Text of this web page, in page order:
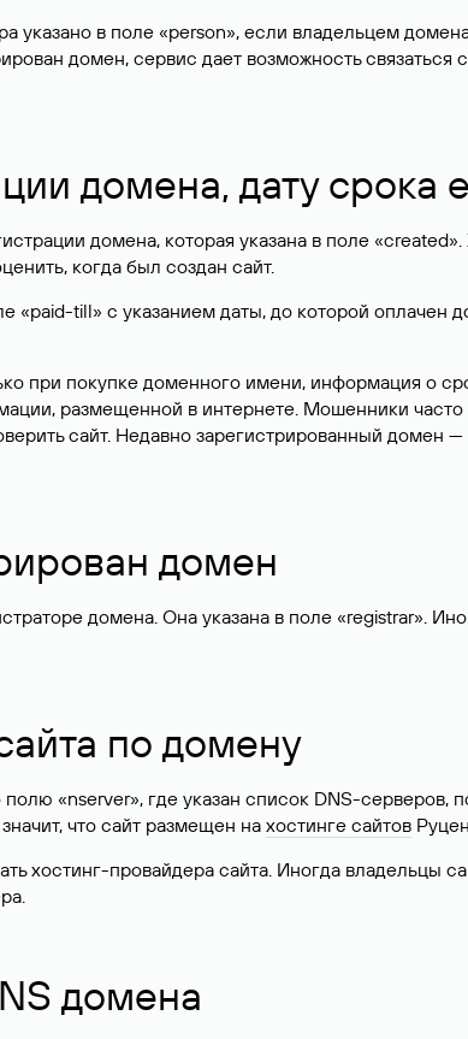
указано в поле «person», если владельцем
домен, сервис дает возможность
домена, дату срока
домена, которая указана в поле
когда был создан сайт.
till» с указанием даты, до которой оплачен
при покупке доменного имени, информация о
размещенной в интернете. Мошенники
сайт. Недавно зарегистрированный домен
домен
домена. Она указана в поле «registrar».
по домену
«nserver», где указан список DNS-
что сайт размещен на хостинге сайтов
хостинг-провайдера сайта. Иногда владельцы
домена